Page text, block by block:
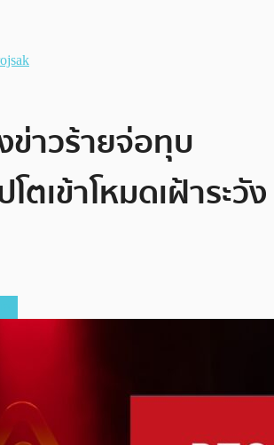
าวร้ายจ่อทุบ
ตเข้าโหมดเฝ้าระวัง